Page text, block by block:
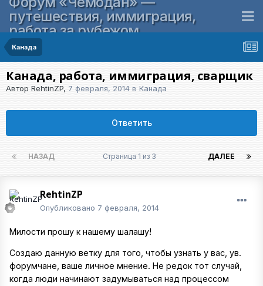
путешествия, иммиграция,
работа за рубежом
Канада
Канада, работа, иммиграция, сварщик
Автор RehtinZP, 7 февраля, 2014 в Канада
Ответить
НАЗАД ДАЛЕЕ
Страница 1 из 3
RehtinZP
Опубликовано 7 февраля, 2014
Милости прошу к нашему шалашу!
Создаю данную ветку для того, чтобы узнать у вас, ув.
форумчане, ваше личное мнение. Не редок тот случай,
когда люди начинают задумываться над процессом